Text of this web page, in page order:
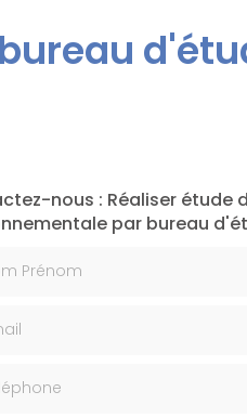
nous : Réaliser étude
par bureau